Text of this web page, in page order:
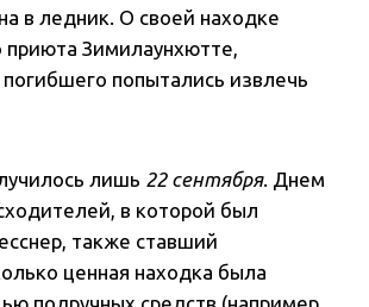
в ледник. О своей находке
Зимилаунхютте,
попытались извлечь
лишь 22 сентября. Днем
в которой был
также ставший
ценная находка была